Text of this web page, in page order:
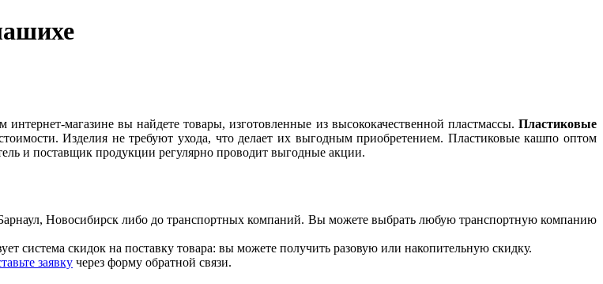
интернет-магазине вы найдете товары, изготовленные из высококачественной пластмассы.Пластиковые
Изделия не требуют ухода, что делает их выгодным приобретением. Пластиковые кашпо оптом
и поставщик продукции регулярно проводит выгодные акции.
Новосибирск либо до транспортных компаний. Вы можете выбрать любую транспортную компанию
система скидок на поставку товара: вы можете получить разовую или накопительную скидку.
заявку через форму обратной связи.